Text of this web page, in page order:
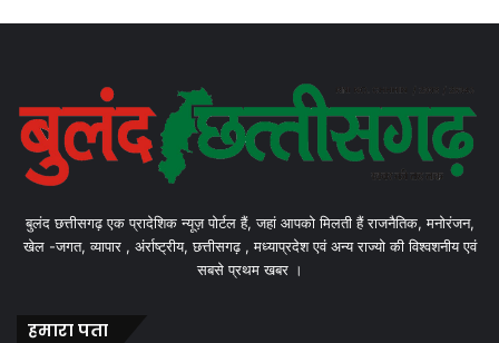
बुलंद छत्तीसगढ़ एक प्रादेशिक न्यूज़ पोर्टल हैं, जहां आपको मिलती हैं राजनैतिक, मनोरंजन,
खेल -जगत, व्यापार , अंर्राष्ट्रीय, छत्तीसगढ़ , मध्याप्रदेश एवं अन्य राज्यो की विश्वशनीय एवं
सबसे प्रथम खबर ।
हमारा पता